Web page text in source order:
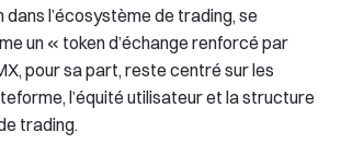
l’écosystème de trading, se
un « token d’échange renforcé par
pour sa part, reste centré sur les
l’équité utilisateur et la structure
trading.